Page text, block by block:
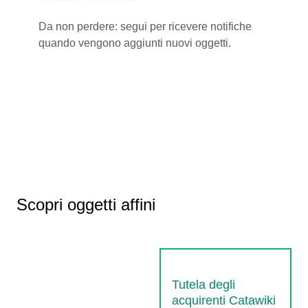
Da non perdere: segui per ricevere notifiche
quando vengono aggiunti nuovi oggetti.
Scopri oggetti affini
Tutela degli
acquirenti Catawiki